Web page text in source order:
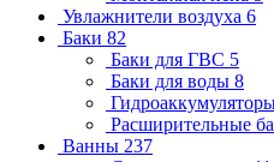
Увлажнители воздуха 6
Баки 82
Баки для ГВС 5
Баки для воды 8
Расширительные
Ванны 237